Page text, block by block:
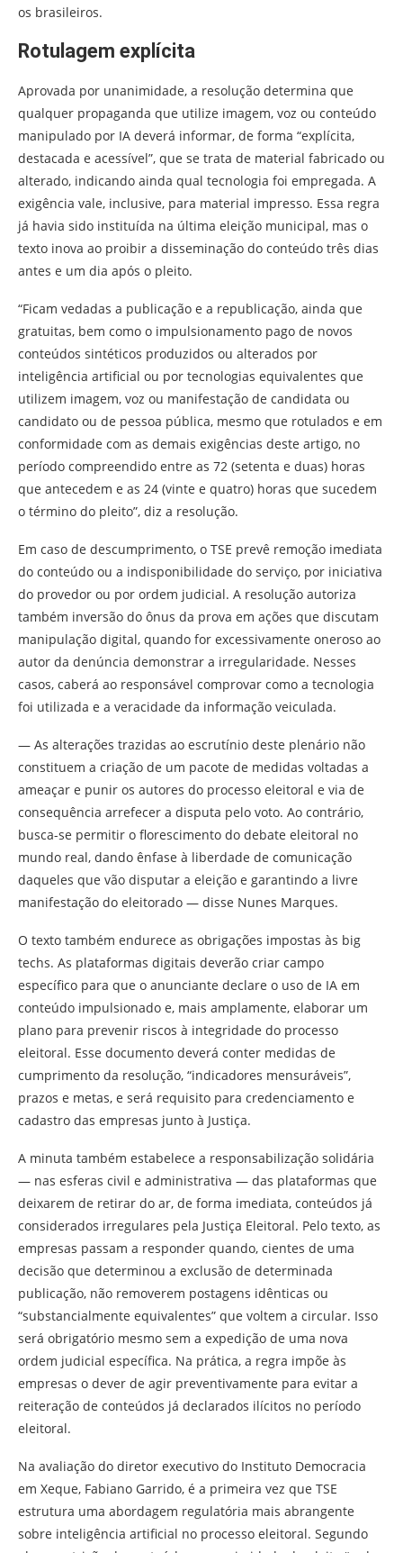
os brasileiros.
Rotulagem explícita
Aprovada por unanimidade, a resolução determina que
qualquer propaganda que utilize imagem, voz ou conteúdo
manipulado por IA deverá informar, de forma “explícita,
destacada e acessível”, que se trata de material fabricado ou
alterado, indicando ainda qual tecnologia foi empregada. A
exigência vale, inclusive, para material impresso. Essa regra
já havia sido instituída na última eleição municipal, mas o
texto inova ao proibir a disseminação do conteúdo três dias
antes e um dia após o pleito.
“Ficam vedadas a publicação e a republicação, ainda que
gratuitas, bem como o impulsionamento pago de novos
conteúdos sintéticos produzidos ou alterados por
inteligência artificial ou por tecnologias equivalentes que
utilizem imagem, voz ou manifestação de candidata ou
candidato ou de pessoa pública, mesmo que rotulados e em
conformidade com as demais exigências deste artigo, no
período compreendido entre as 72 (setenta e duas) horas
que antecedem e as 24 (vinte e quatro) horas que sucedem
o término do pleito”, diz a resolução.
Em caso de descumprimento, o TSE prevê remoção imediata
do conteúdo ou a indisponibilidade do serviço, por iniciativa
do provedor ou por ordem judicial. A resolução autoriza
também inversão do ônus da prova em ações que discutam
manipulação digital, quando for excessivamente oneroso ao
autor da denúncia demonstrar a irregularidade. Nesses
casos, caberá ao responsável comprovar como a tecnologia
foi utilizada e a veracidade da informação veiculada.
— As alterações trazidas ao escrutínio deste plenário não
constituem a criação de um pacote de medidas voltadas a
ameaçar e punir os autores do processo eleitoral e via de
consequência arrefecer a disputa pelo voto. Ao contrário,
busca-se permitir o florescimento do debate eleitoral no
mundo real, dando ênfase à liberdade de comunicação
daqueles que vão disputar a eleição e garantindo a livre
manifestação do eleitorado — disse Nunes Marques.
O texto também endurece as obrigações impostas às big
techs. As plataformas digitais deverão criar campo
específico para que o anunciante declare o uso de IA em
conteúdo impulsionado e, mais amplamente, elaborar um
plano para prevenir riscos à integridade do processo
eleitoral. Esse documento deverá conter medidas de
cumprimento da resolução, “indicadores mensuráveis”,
prazos e metas, e será requisito para credenciamento e
cadastro das empresas junto à Justiça.
A minuta também estabelece a responsabilização solidária
— nas esferas civil e administrativa — das plataformas que
deixarem de retirar do ar, de forma imediata, conteúdos já
considerados irregulares pela Justiça Eleitoral. Pelo texto, as
empresas passam a responder quando, cientes de uma
decisão que determinou a exclusão de determinada
publicação, não removerem postagens idênticas ou
“substancialmente equivalentes” que voltem a circular. Isso
será obrigatório mesmo sem a expedição de uma nova
ordem judicial específica. Na prática, a regra impõe às
empresas o dever de agir preventivamente para evitar a
reiteração de conteúdos já declarados ilícitos no período
eleitoral.
Na avaliação do diretor executivo do Instituto Democracia
em Xeque, Fabiano Garrido, é a primeira vez que TSE
estrutura uma abordagem regulatória mais abrangente
sobre inteligência artificial no processo eleitoral. Segundo